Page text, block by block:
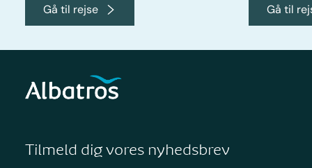
Gå til rejse Gå til
Tilmeld dig vores nyhedsbrev